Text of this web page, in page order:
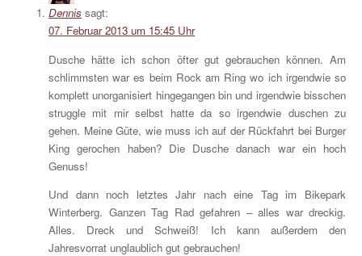
Dennis sagt:
07. Februar 2013 um 15:45 Uhr
Dusche hätte ich schon öfter gut gebrauchen können. Am
schlimmsten war es beim Rock am Ring wo ich irgendwie so
komplett unorganisiert hingegangen bin und irgendwie bisschen
struggle mit mir selbst hatte da so irgendwie duschen zu
gehen. Meine Güte, wie muss ich auf der Rückfahrt bei Burger
King gerochen haben? Die Dusche danach war ein hoch
Genuss!
Und dann noch letztes Jahr nach eine Tag im Bikepark
Winterberg. Ganzen Tag Rad gefahren – alles war dreckig.
Alles. Dreck und Schweiß! Ich kann außerdem den
Jahresvorrat unglaublich gut gebrauchen!